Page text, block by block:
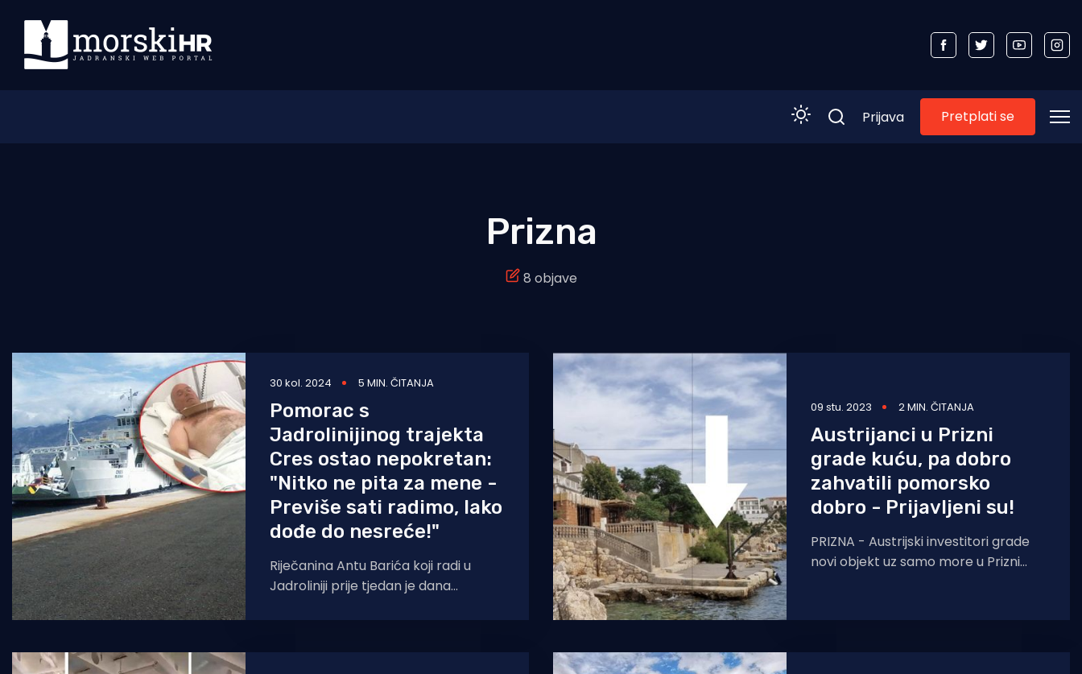
Turizam i nautika
Pomorstvo
Ribolov
Ekologija
Tradicija i kultura
Prijava Pretplati se
Prizna
8 objave
30 kol. 2024 5 MIN. ČITANJA
Pomorac s
Jadrolinijinog trajekta
Cres ostao nepokretan:
"Nitko ne pita za mene -
Previše sati radimo, lako
dođe do nesreće!"
Riječanina Antu Barića koji radi u
Jadroliniji prije tjedan je dana
"Cres" na
09 stu. 2023 2 MIN. ČITANJA
Austrijanci u Prizni
grade kuću, pa dobro
zahvatili pomorsko
dobro - Prijavljeni su!
PRIZNA - Austrijski investitori grade
novi objekt uz samo more u Prizni